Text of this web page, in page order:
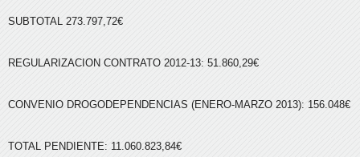
SUBTOTAL 273.797,72€
REGULARIZACION CONTRATO 2012-13: 51.860,29€
CONVENIO DROGODEPENDENCIAS (ENERO-MARZO 2013): 156.048€
TOTAL PENDIENTE: 11.060.823,84€